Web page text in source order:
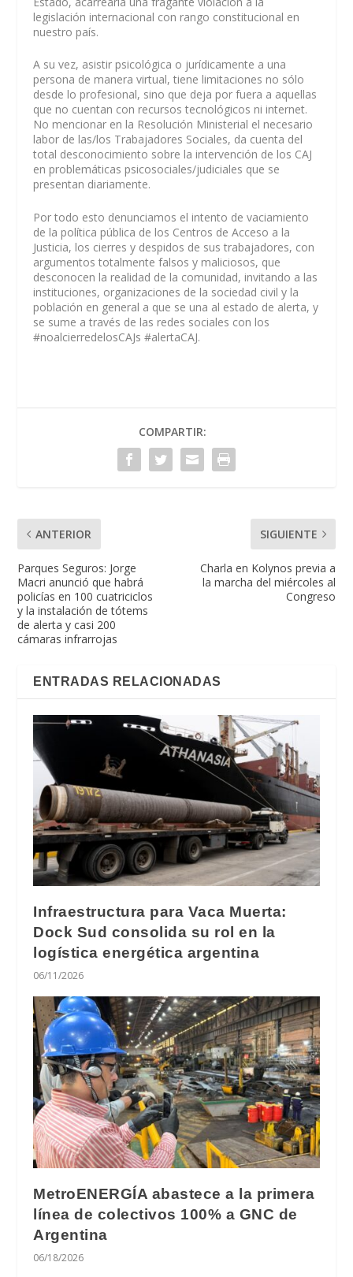
legislación internacional con rango constitucional en
nuestro país.
A su vez, asistir psicológica o jurídicamente a una
persona de manera virtual, tiene limitaciones no sólo
desde lo profesional, sino que deja por fuera a aquellas
que no cuentan con recursos tecnológicos ni internet.
No mencionar en la Resolución Ministerial el necesario
labor de las/los Trabajadores Sociales, da cuenta del
total desconocimiento sobre la intervención de los CAJ
en problemáticas psicosociales/judiciales que se
presentan diariamente.
Por todo esto denunciamos el intento de vaciamiento
de la política pública de los Centros de Acceso a la
Justicia, los cierres y despidos de sus trabajadores, con
argumentos totalmente falsos y maliciosos, que
desconocen la realidad de la comunidad, invitando a las
instituciones, organizaciones de la sociedad civil y la
población en general a que se una al estado de alerta, y
se sume a través de las redes sociales con los
#noalcierredelosCAJs #alertaCAJ.
COMPARTIR:
ANTERIOR
Parques Seguros: Jorge
Macri anunció que habrá
policías en 100 cuatriciclos
y la instalación de tótems
de alerta y casi 200
cámaras infrarrojas
SIGUIENTE
Charla en Kolynos previa a
la marcha del miércoles al
Congreso
ENTRADAS RELACIONADAS
Infraestructura para Vaca Muerta:
Dock Sud consolida su rol en la
logística energética argentina
06/11/2026
MetroENERGÍA abastece a la primera
línea de colectivos 100% a GNC de
Argentina
06/18/2026